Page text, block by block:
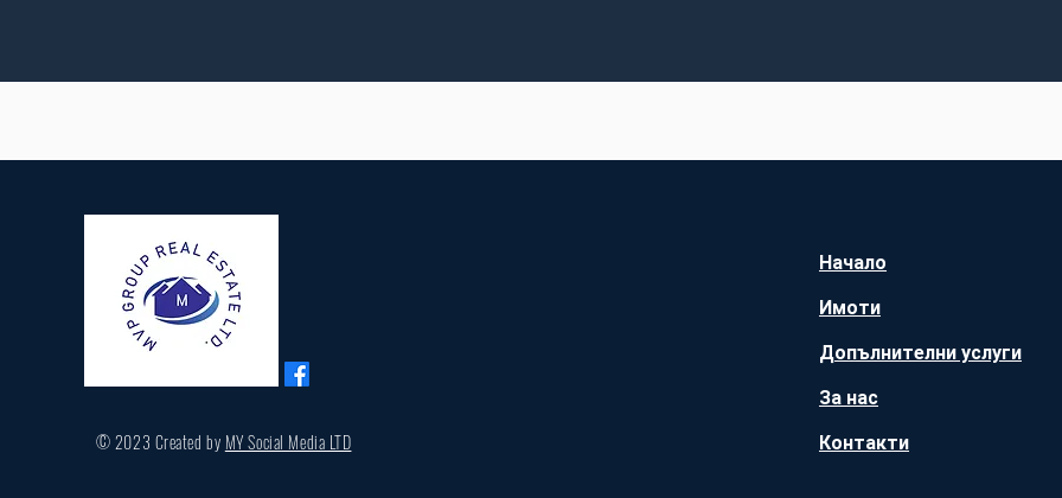
© 2023 Created by MY Social Media LTD
Начало
Имоти
Допълнителни услуги
За нас
Контакти